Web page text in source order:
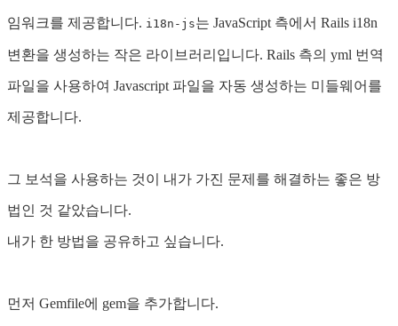
임워크를 제공합니다. i18n-js는 JavaScript 측에서 Rails i18n
변환을 생성하는 작은 라이브러리입니다. Rails 측의 yml 번역
파일을 사용하여 Javascript 파일을 자동 생성하는 미들웨어를
제공합니다.
그 보석을 사용하는 것이 내가 가진 문제를 해결하는 좋은 방
법인 것 같았습니다.
내가 한 방법을 공유하고 싶습니다.
먼저 Gemfile에 gem을 추가합니다.